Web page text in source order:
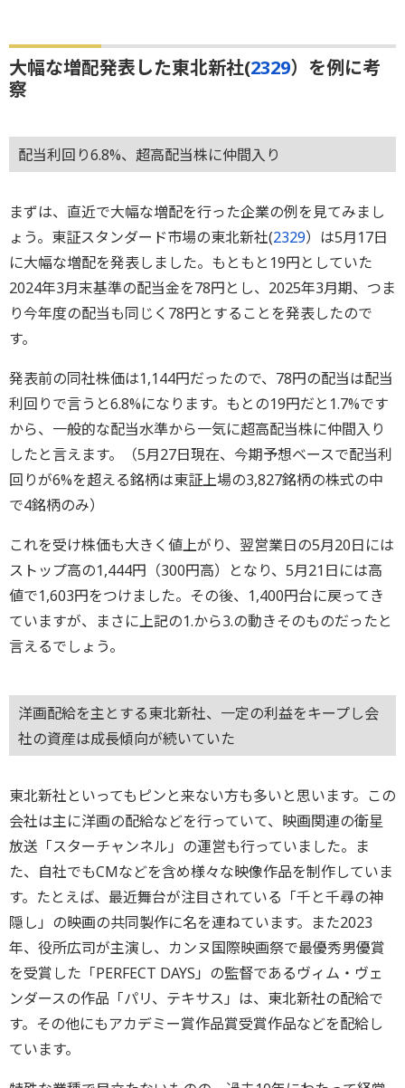
大幅な増配発表した東北新社(2329）を例に考
察
配当利回り6.8%、超高配当株に仲間入り
まずは、直近で大幅な増配を行った企業の例を見てみまし
ょう。東証スタンダード市場の東北新社(2329）は5月17日
に大幅な増配を発表しました。もともと19円としていた
2024年3月末基準の配当金を78円とし、2025年3月期、つま
り今年度の配当も同じく78円とすることを発表したので
す。
発表前の同社株価は1,144円だったので、78円の配当は配当
利回りで言うと6.8%になります。もとの19円だと1.7%です
から、一般的な配当水準から一気に超高配当株に仲間入り
したと言えます。（5月27日現在、今期予想ベースで配当利
回りが6%を超える銘柄は東証上場の3,827銘柄の株式の中
で4銘柄のみ）
これを受け株価も大きく値上がり、翌営業日の5月20日には
ストップ高の1,444円（300円高）となり、5月21日には高
値で1,603円をつけました。その後、1,400円台に戻ってき
ていますが、まさに上記の1.から3.の動きそのものだったと
言えるでしょう。
洋画配給を主とする東北新社、一定の利益をキープし会
社の資産は成長傾向が続いていた
東北新社といってもピンと来ない方も多いと思います。この
会社は主に洋画の配給などを行っていて、映画関連の衛星
放送「スターチャンネル」の運営も行っていました。ま
た、自社でもCMなどを含め様々な映像作品を制作していま
す。たとえば、最近舞台が注目されている「千と千尋の神
隠し」の映画の共同製作に名を連ねています。また2023
年、役所広司が主演し、カンヌ国際映画祭で最優秀男優賞
を受賞した「PERFECT DAYS」の監督であるヴィム・ヴェ
ンダースの作品「パリ、テキサス」は、東北新社の配給で
す。その他にもアカデミー賞作品賞受賞作品などを配給し
ています。